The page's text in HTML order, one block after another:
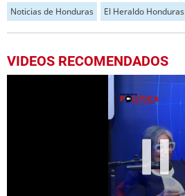
Noticias de Honduras El Heraldo Honduras
VIDEOS RECOMENDADOS